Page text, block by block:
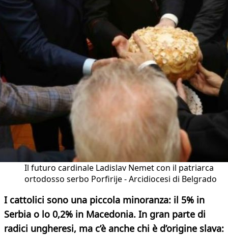
Il futuro cardinale Ladislav Nemet con il patriarca
ortodosso serbo Porfirije - Arcidiocesi di Belgrado
I cattolici sono una piccola minoranza: il 5% in
Serbia o lo 0,2% in Macedonia. In gran parte di
radici ungheresi, ma c’è anche chi è d’origine slava: